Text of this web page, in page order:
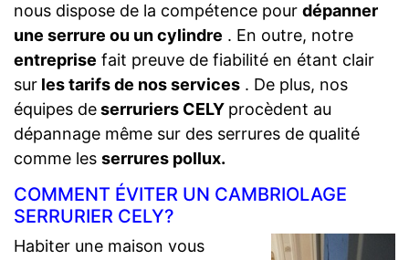
nous dispose de la compétence pour dépanner
une serrure ou un cylindre . En outre, notre
entreprise fait preuve de fiabilité en étant clair
sur les tarifs de nos services . De plus, nos
équipes deserruriers CELY procèdent au
dépannage même sur des serrures de qualité
comme les serrures pollux.
COMMENT ÉVITER UN CAMBRIOLAGE
SERRURIER CELY?
Habiter une maison vous